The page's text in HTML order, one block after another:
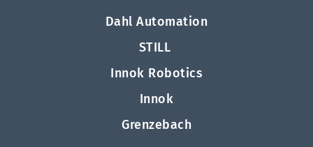
Dahl Automation
STILL
Innok Robotics
Innok
Grenzebach